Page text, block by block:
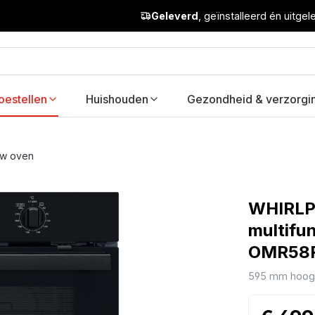
Geleverd , geïnstalleerd én
Huishouden Gezondheid &
oven
595 mm hoog